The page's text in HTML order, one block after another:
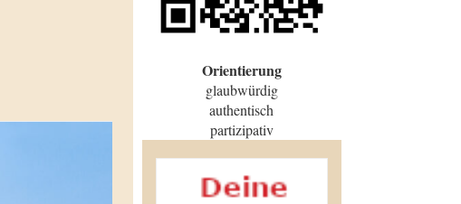
Orientierung
glaubwürdig
authentisch
partizipativ